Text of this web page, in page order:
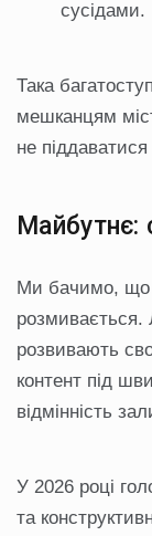
сусідами.
Така
мешканцям
не піддаватися
Майбутнє:
Ми бачимо, що
розмивається.
розвивають
контент під
відмінність
У 2026 році
та